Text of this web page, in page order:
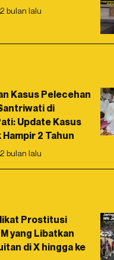
2 bulan lalu
Kasus Pelecehan
di
Update Kasus
Hampir 2 Tahun
2 bulan lalu
Prostitusi
yang Libatkan
di X hingga ke